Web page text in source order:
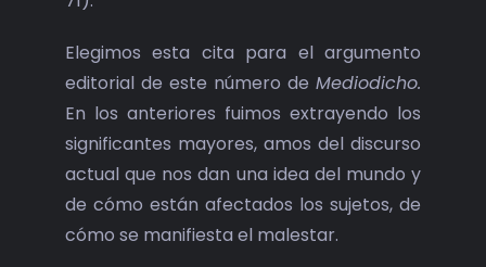
Elegimos esta cita para el argumento
editorial de este número deMediodicho.
En los anteriores fuimos extrayendo los
significantes mayores, amos del discurso
actual que nos dan una idea del mundo y
de cómo están afectados los sujetos, de
cómo se manifiesta el malestar.